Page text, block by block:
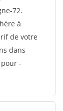
72.
à
de votre
dans
-